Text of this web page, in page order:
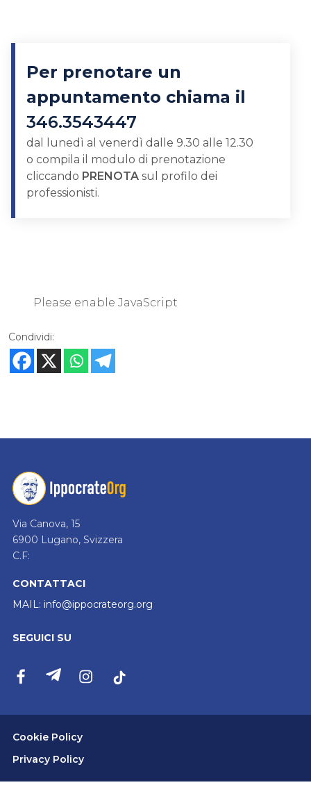
Per prenotare un
appuntamento chiama il
346.3543447
dal lunedì al venerdì dalle 9.30 alle 12.30
o compila il modulo di prenotazione
cliccando PRENOTA sul profilo dei
professionisti.
Please enable JavaScript
Condividi:
Via Canova, 15
6900 Lugano, Svizzera
C.F:
CONTATTACI
MAIL: info@ippocrateorg.org
SEGUICI SU
Cookie Policy
Privacy Policy